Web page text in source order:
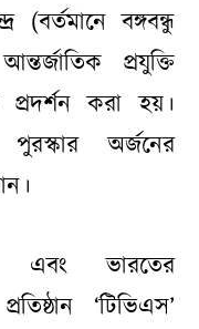
(বর্তমানে বঙ্গবন্ধু
প্রযুক্তি
করা হয়।
অর্জনের
এবং ভারতের
‘টিভিএস’